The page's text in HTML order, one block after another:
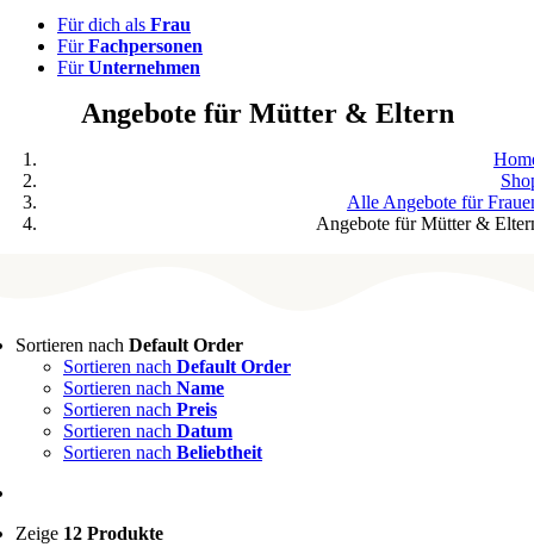
Für dich als Frau
FürFachpersonen
FürUnternehmen
Angebote für Mütter & Eltern
Alle Angebote für
Angebote für Mütter &
Sortieren nach Default Order
Sortieren nach Default Order
Sortieren nach Name
Sortieren nach Preis
Sortieren nach Datum
Sortieren nach Beliebtheit
Zeige 12 Produkte